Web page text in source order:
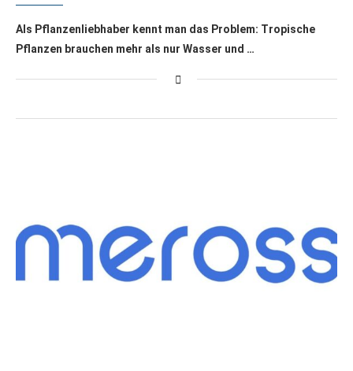
Als Pflanzenliebhaber kennt man das Problem: Tropische
Pflanzen brauchen mehr als nur Wasser und …